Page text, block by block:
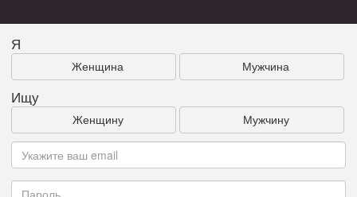
Я
Женщина Мужчина
Ищу
Женщину Мужчину